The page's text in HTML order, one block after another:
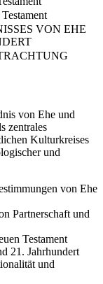
VON EHE
von Ehe und
zentrales
Kulturkreises
und
von Ehe
Partnerschaft und
Testament
21. Jahrhundert
und